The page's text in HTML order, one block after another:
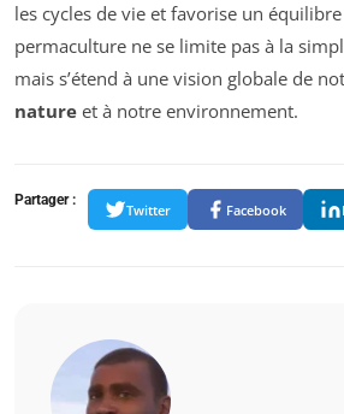
les cycles de vie et favorise un
permaculture ne se limite pas à la
mais s’étend à une vision globale de
nature et à notre environnement.
Partager :
Twitter Facebook